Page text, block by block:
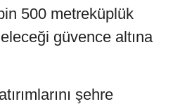
500 metreküplük
güvence altına
şehre